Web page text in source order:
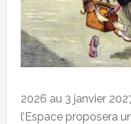
2026 au 3 janvier
l’Espace proposera